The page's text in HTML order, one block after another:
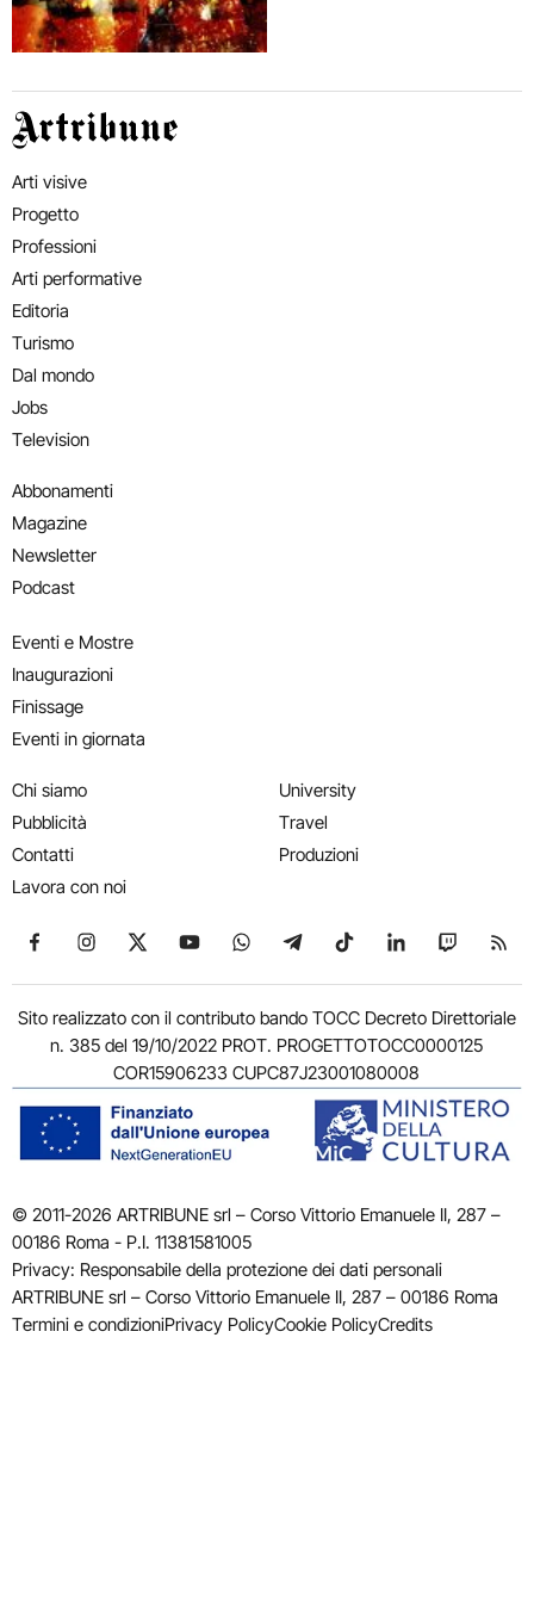
Artribune
Arti visive
Progetto
Professioni
Arti performative
Editoria
Turismo
Dal mondo
Jobs
Television
Abbonamenti
Magazine
Newsletter
Podcast
Eventi e Mostre
Inaugurazioni
Finissage
Eventi in giornata
Chi siamo
Pubblicità
Contatti
Lavora con noi
University
Travel
Produzioni
Seguici su Facebook
Seguici su Instagram
Seguici su X
Seguici su YouTube
Seguici su WhatsApp
Seguici su Telegram
Seguici su TikTok
Seguici su
Seguici
Sito realizzato con il contributo bando TOCC Decreto Direttoriale
n. 385 del 19/10/2022 PROT. PROGETTOTOCC0000125
COR15906233 CUPC87J23001080008
© 2011-2026 ARTRIBUNE srl – Corso Vittorio Emanuele II, 287 –
00186 Roma - P.I. 11381581005
Privacy: Responsabile della protezione dei dati personali
ARTRIBUNE srl – Corso Vittorio Emanuele II, 287 – 00186 Roma
Termini e condizioniPrivacy PolicyCookie PolicyCredits